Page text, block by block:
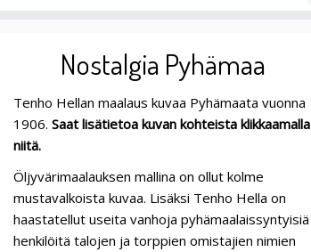
Nostalgia Pyhämaa
Tenho Hellan maalaus kuvaa Pyhämaata vuonna
1906. Saat lisätietoa kuvan kohteista klikkaamalla
niitä.
Öljyvärimaalauksen mallina on ollut kolme
mustavalkoista kuvaa. Lisäksi Tenho Hella on
haastatellut useita vanhoja pyhämaalaissyntyisiä
henkilöitä talojen ja torppien omistajien nimien